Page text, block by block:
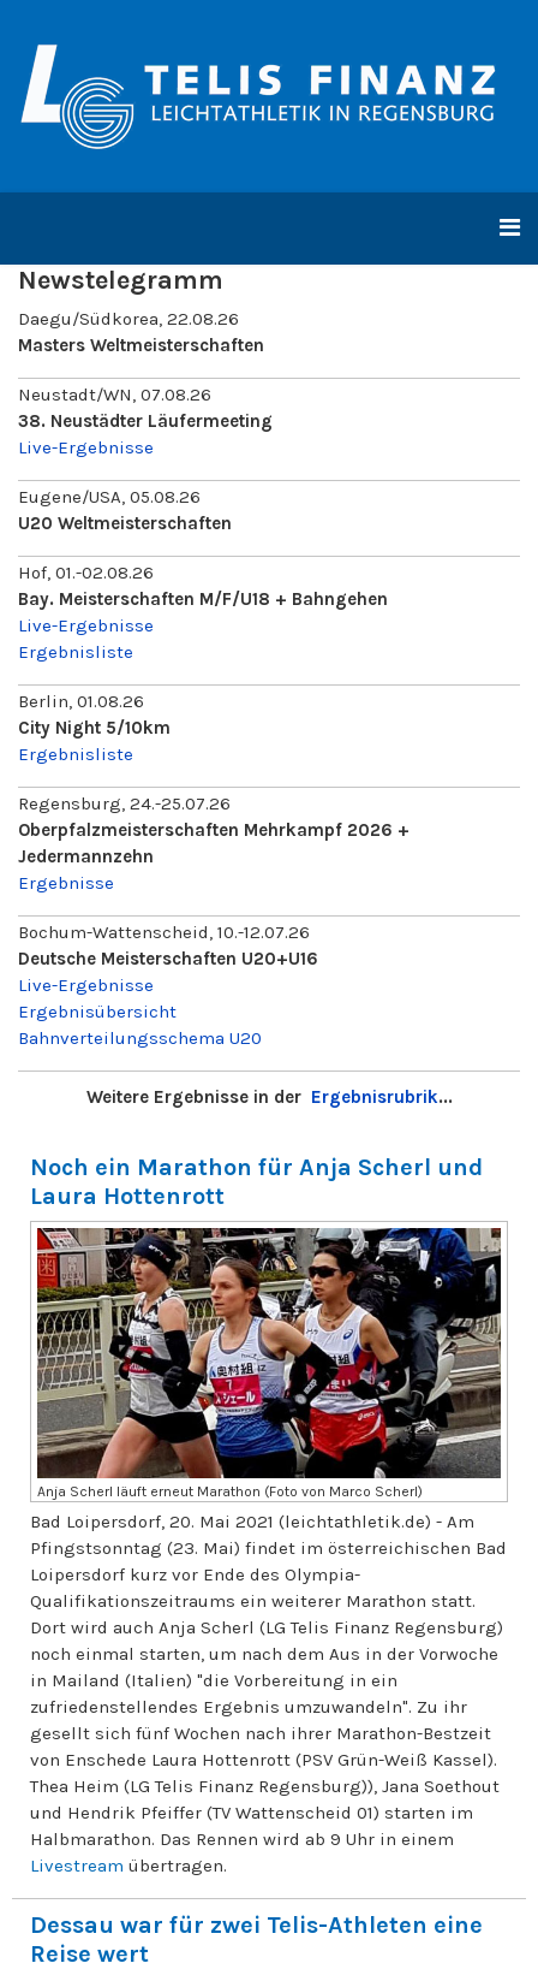
Newstelegramm
Daegu/Südkorea, 22.08.26
Masters Weltmeisterschaften
Neustadt/WN, 07.08.26
38. Neustädter Läufermeeting
Live-Ergebnisse
Eugene/USA, 05.08.26
U20 Weltmeisterschaften
Hof, 01.-02.08.26
Bay. Meisterschaften M/F/U18 + Bahngehen
Live-Ergebnisse
Ergebnisliste
Berlin, 01.08.26
City Night 5/10km
Ergebnisliste
Regensburg, 24.-25.07.26
Oberpfalzmeisterschaften Mehrkampf 2026 +
Jedermannzehn
Ergebnisse
Bochum-Wattenscheid, 10.-12.07.26
Deutsche Meisterschaften U20+U16
Live-Ergebnisse
Ergebnisübersicht
Bahnverteilungsschema U20
Weitere Ergebnisse in der Ergebnisrubrik...
Noch ein Marathon für Anja Scherl und
Laura Hottenrott
Anja Scherl läuft erneut Marathon (Foto von Marco Scherl)
Bad Loipersdorf, 20. Mai 2021 (leichtathletik.de) - Am
Pfingstsonntag (23. Mai) findet im österreichischen Bad
Loipersdorf kurz vor Ende des Olympia-
Qualifikationszeitraums ein weiterer Marathon statt.
Dort wird auch Anja Scherl (LG Telis Finanz Regensburg)
noch einmal starten, um nach dem Aus in der Vorwoche
in Mailand (Italien) "die Vorbereitung in ein
zufriedenstellendes Ergebnis umzuwandeln". Zu ihr
gesellt sich fünf Wochen nach ihrer Marathon-Bestzeit
von Enschede Laura Hottenrott (PSV Grün-Weiß Kassel).
Thea Heim (LG Telis Finanz Regensburg)), Jana Soethout
und Hendrik Pfeiffer (TV Wattenscheid 01) starten im
Halbmarathon. Das Rennen wird ab 9 Uhr in einem
Livestream übertragen.
Dessau war für zwei Telis-Athleten eine
Reise wert